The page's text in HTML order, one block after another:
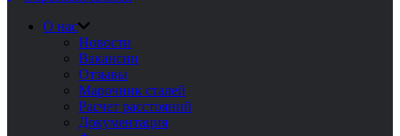
О нас
Новости
Вакансии
Отзывы
Марочник сталей
Расчет расстояний
Документация